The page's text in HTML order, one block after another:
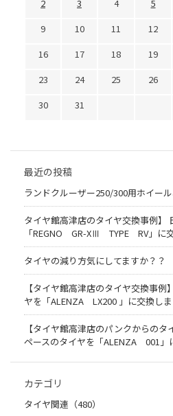
2 3 4 5
9
10 11 12
16
17 18 19
23
24 25 26
30
31
最近の投稿
ランドクルーザー250/300用ホイー
タイヤ館高津店のタイヤ交換事例】
「REGNO GR-XⅢ TYPE RV」に交
タイヤの減り方気にしてますか？？
【タイヤ館高津店のタイヤ交換事例
ヤを「ALENZA LX200 」に交換しま
【タイヤ館高津店のパンクからの
ペースのタイヤを「ALENZA 001」
カテゴリ
タイヤ関連（480）